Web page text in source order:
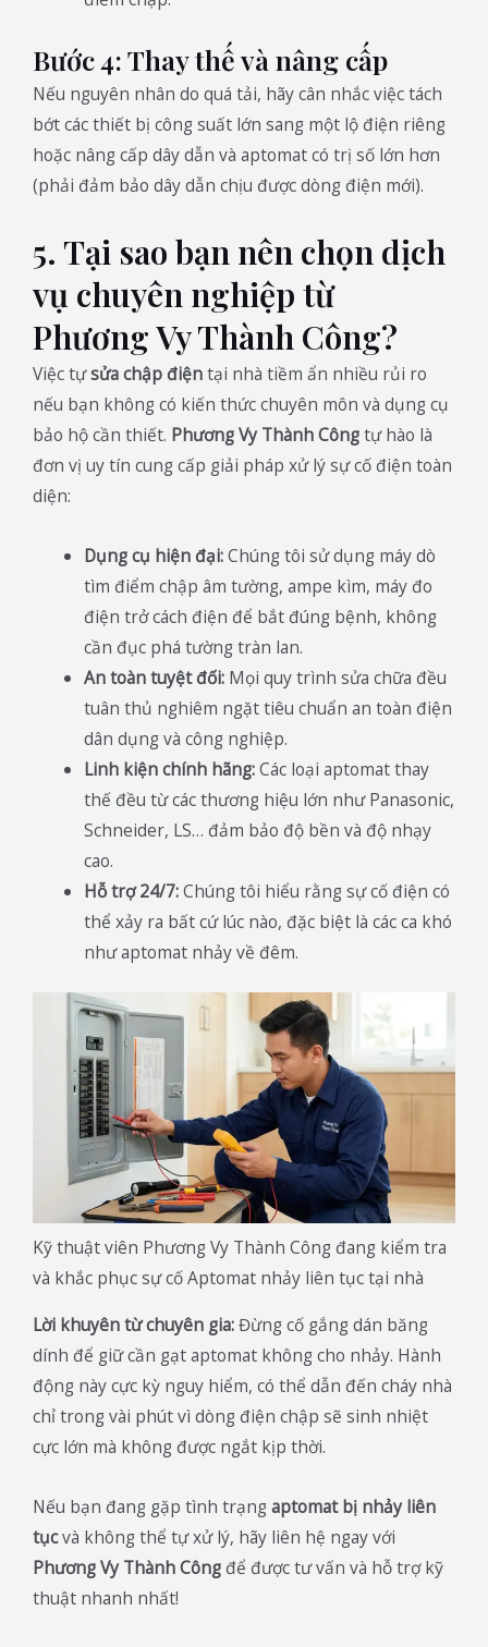
Bước 4: Thay thế và nâng cấp
Nếu nguyên nhân do quá tải, hãy cân nhắc việc tách
bớt các thiết bị công suất lớn sang một lộ điện riêng
hoặc nâng cấp dây dẫn và aptomat có trị số lớn hơn
(phải đảm bảo dây dẫn chịu được dòng điện mới).
5. Tại sao bạn nên chọn dịch
vụ chuyên nghiệp từ
Phương Vy Thành Công?
Việc tựsửa chập điệntại nhà tiềm ẩn nhiều rủi ro
nếu bạn không có kiến thức chuyên môn và dụng cụ
bảo hộ cần thiết. Phương Vy Thành Côngtự hào là
đơn vị uy tín cung cấp giải pháp xử lý sự cố điện toàn
diện:
Dụng cụ hiện đại:Chúng tôi sử dụng máy dò
tìm điểm chập âm tường, ampe kìm, máy đo
điện trở cách điện để bắt đúng bệnh, không
cần đục phá tường tràn lan.
An toàn tuyệt đối:Mọi quy trình sửa chữa đều
tuân thủ nghiêm ngặt tiêu chuẩn an toàn điện
dân dụng và công nghiệp.
Linh kiện chính hãng:Các loại aptomat thay
thế đều từ các thương hiệu lớn như Panasonic,
Schneider, LS… đảm bảo độ bền và độ nhạy
cao.
Hỗ trợ 24/7:Chúng tôi hiểu rằng sự cố điện có
thể xảy ra bất cứ lúc nào, đặc biệt là các ca khó
như aptomat nhảy về đêm.
Kỹ thuật viên Phương Vy Thành Công đang kiểm tra
và khắc phục sự cố Aptomat nhảy liên tục tại nhà
Lời khuyên từ chuyên gia:Đừng cố gắng dán băng
dính để giữ cần gạt aptomat không cho nhảy. Hành
động này cực kỳ nguy hiểm, có thể dẫn đến cháy nhà
chỉ trong vài phút vì dòng điện chập sẽ sinh nhiệt
cực lớn mà không được ngắt kịp thời.
Nếu bạn đang gặp tình trạngaptomat bị nhảy liên
tụcvà không thể tự xử lý, hãy liên hệ ngay với
Phương Vy Thành Công để được tư vấn và hỗ trợ kỹ
thuật nhanh nhất!